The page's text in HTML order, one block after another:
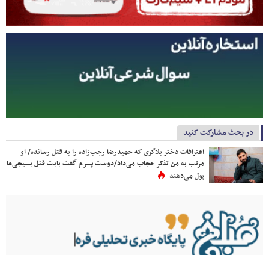
در بحث مشارکت کنید
اعترافات دختر بلاگری که حمیدرضا رجب‌زاده را به قتل رسانده/ او
مرتب به من تذکر حجاب می‌داد/دوست پسرم گفت بابت قتل بسیجی‌ها
پول می‌دهند